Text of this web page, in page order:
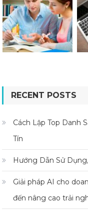
RECENT POSTS
Cách Lập Top Danh
Tín
Hướng Dẫn Sử
Giải pháp AI cho
đến nâng cao trải